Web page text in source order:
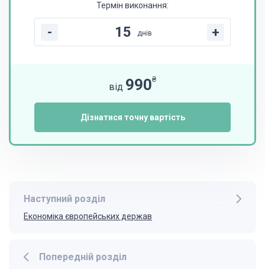
Термін виконання:
- днів +
від 990₴
Дізнатися точну вартість
Попередній розділ
Наступний розділ
Економіка європейських держав